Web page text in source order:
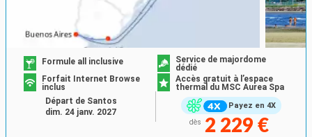
Payez en 4X
Formule all inclusive
Service de majordome
dédié
Forfait Internet Browse
inclus
Accès gratuit à l’espace
thermal du MSC Aurea Spa
dès 2 229 €
Départ de Santos
dim. 24 janv. 2027